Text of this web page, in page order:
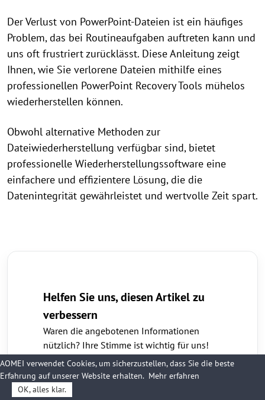
Der Verlust von PowerPoint-Dateien ist ein häufiges
Problem, das bei Routineaufgaben auftreten kann und
uns oft frustriert zurücklässt. Diese Anleitung zeigt
Ihnen, wie Sie verlorene Dateien mithilfe eines
professionellen PowerPoint Recovery Tools mühelos
wiederherstellen können.
Obwohl alternative Methoden zur
Dateiwiederherstellung verfügbar sind, bietet
professionelle Wiederherstellungssoftware eine
einfachere und effizientere Lösung, die die
Datenintegrität gewährleistet und wertvolle Zeit spart.
Helfen Sie uns, diesen Artikel zu
verbessern
Waren die angebotenen Informationen
nützlich? Ihre Stimme ist wichtig für uns!
Ja Nein
AOMEI verwendet Cookies, um sicherzustellen, dass Sie die beste
Erfahrung auf unserer Website erhalten. Mehr erfahren
OK, alles klar.